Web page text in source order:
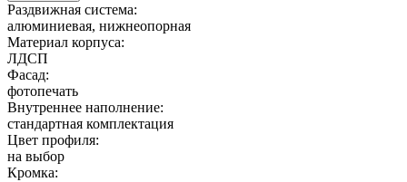
Раздвижная система:
алюминиевая, нижнеопорная
Материал корпуса:
ЛДСП
Фасад:
фотопечать
Внутреннее наполнение:
стандартная комплектация
Цвет профиля:
на выбор
Кромка: